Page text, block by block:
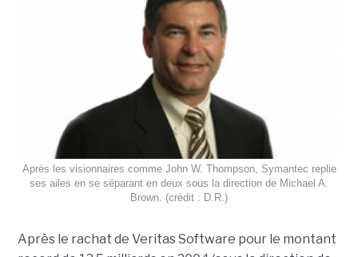
Après les visionnaires comme John W. Thompson, Symantec replie
ses ailes en se séparant en deux sous la direction de Michael A.
Brown. (crédit : D.R.)
Après le rachat de Veritas Software pour le montant